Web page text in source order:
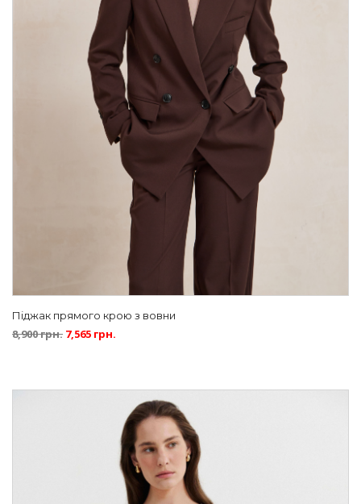
Піджак прямого крою з вовни
8,900грн. 7,565 грн.